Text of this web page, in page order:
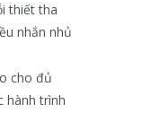
thiết tha
nhắn nhủ
cho đủ
hành trình